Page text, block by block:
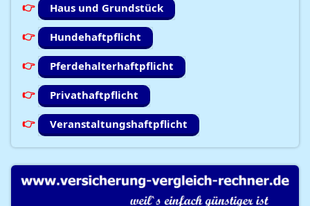
Haus und Grundstück
Hundehaftpflicht
Pferdehalterhaftpflicht
Privathaftpflicht
Veranstaltungshaftpflicht